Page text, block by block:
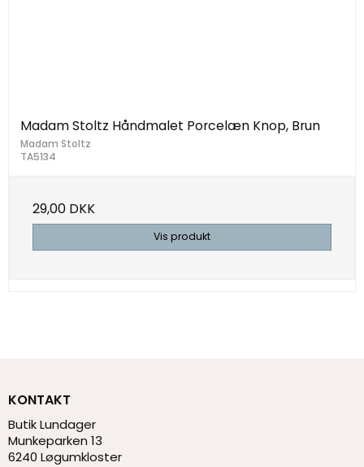
Madam Stoltz Håndmalet Porcelæn Knop, Brun
Madam Stoltz
TA5134
29,00 DKK
Vis produkt
KONTAKT
Butik Lundager
Munkeparken 13
6240 Løgumkloster